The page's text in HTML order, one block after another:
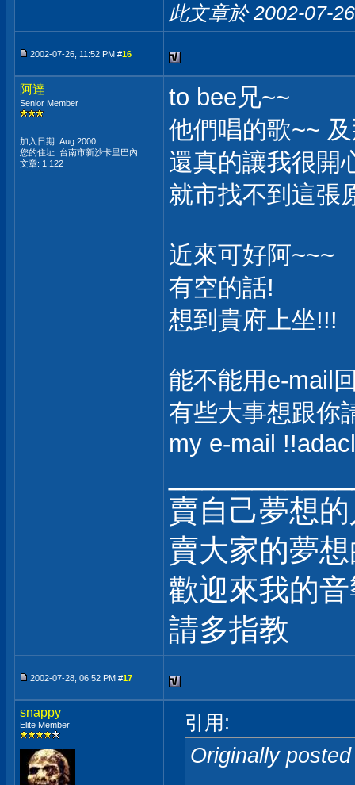
此文章於 2002-07-
2002-07-26, 11:52 PM #16
阿達
Senior Member
加入日期: Aug 2000
您的住址: 台南市新沙卡里巴內
文章: 1,122
to bee兄~~
他們唱的歌~~
還真的讓我很開
就市找不到這張
近來可好阿~~~
有空的話!
想到貴府上坐!!!
能不能用e-mail
有些大事想跟你
my e-mail
賣自己夢想
賣大家的夢
歡迎來我的
請多指教
2002-07-28, 06:52 PM #17
snappy
Elite Member 引用:
Originally